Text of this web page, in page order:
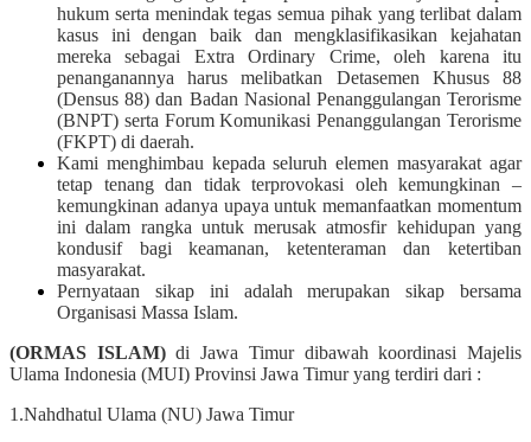
hukum serta menindak tegas semua pihak yang terlibat dalam
kasus ini dengan baik dan mengklasifikasikan kejahatan
mereka sebagai Extra Ordinary Crime, oleh karena itu
penanganannya harus melibatkan Detasemen Khusus 88
(Densus 88) dan Badan Nasional Penanggulangan Terorisme
(BNPT) serta Forum Komunikasi Penanggulangan Terorisme
(FKPT) di daerah.
Kami menghimbau kepada seluruh elemen masyarakat agar
tetap tenang dan tidak terprovokasi oleh kemungkinan –
kemungkinan adanya upaya untuk memanfaatkan momentum
ini dalam rangka untuk merusak atmosfir kehidupan yang
kondusif bagi keamanan, ketenteraman dan ketertiban
masyarakat.
Pernyataan sikap ini adalah merupakan sikap bersama
Organisasi Massa Islam.
(ORMAS ISLAM)di Jawa Timur dibawah koordinasi Majelis
Ulama Indonesia (MUI) Provinsi Jawa Timur yang terdiri dari :
1.Nahdhatul Ulama (NU) Jawa Timur